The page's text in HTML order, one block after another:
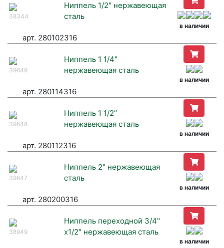
38344
Ниппель 1/2" нержавеющая
сталь
в наличии
арт. 280102316
39649
Ниппель 1 1/4"
нержавеющая сталь
в наличии
арт. 280114316
39648
Ниппель 1 1/2"
нержавеющая сталь
в наличии
арт. 280112316
39647
Ниппель 2" нержавеющая
сталь
в наличии
арт. 280200316
38949
Ниппель переходной 3/4"
х1/2" нержавеющая сталь
в наличии